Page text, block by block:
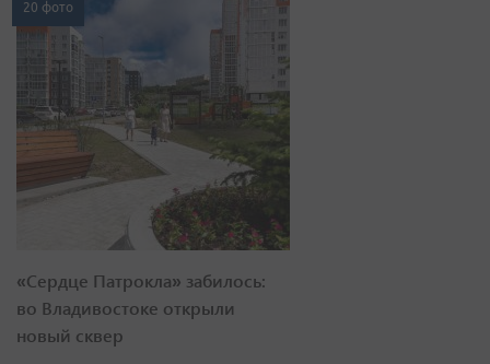
20 фото
«Сердце Патрокла» забилось:
во Владивостоке открыли
новый сквер